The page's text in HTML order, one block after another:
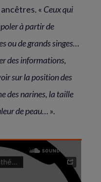
« Ceux qui
à partir de
ou de grands singes…
des informations,
sur la position des
des narines, la taille
de peau… ».